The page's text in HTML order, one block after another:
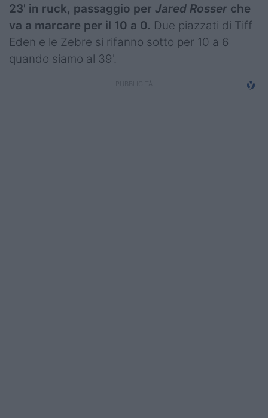
23' in ruck, passaggio per Jared Rosser che
va a marcare per il 10 a 0. Due piazzati di Tiff
Eden e le Zebre si rifanno sotto per 10 a 6
quando siamo al 39'.